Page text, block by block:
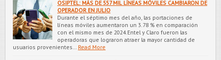
OSIPTEL: MÁS DE 557 MIL LÍNEAS MÓVILES CAMBIARON DE
OPERADOR EN JULIO
Durante el séptimo mes del año, las portaciones de
líneas móviles aumentaron un 3.78 % en comparación
con el mismo mes de 2024.Entel y Claro fueron las
operadoras que lograron atraer la mayor cantidad de
usuarios provenientes…
Read More